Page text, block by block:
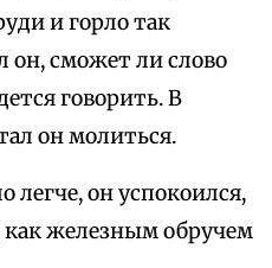
и горло так
он, сможет ли слово
говорить. В
он молиться.
легче, он успокоился,
как железным обручем